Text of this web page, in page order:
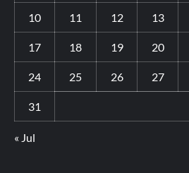
10 11 12 13
17 18 19 20
24 25 26 27
31
« Jul